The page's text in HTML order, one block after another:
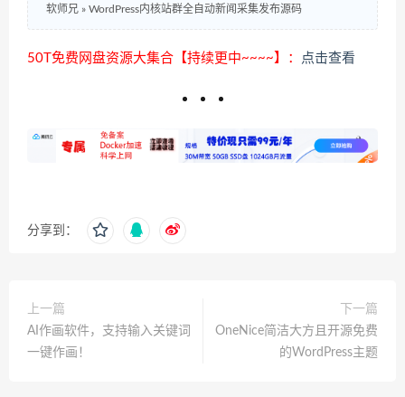
软师兄 » WordPress内核站群全自动新闻采集发布源码
50T免费网盘资源大集合【持续更中~~~~】： 点击查看
分享到：
上一篇
AI作画软件，支持输入关键词
一键作画！
下一篇
OneNice简洁大方且开源免费
的WordPress主题